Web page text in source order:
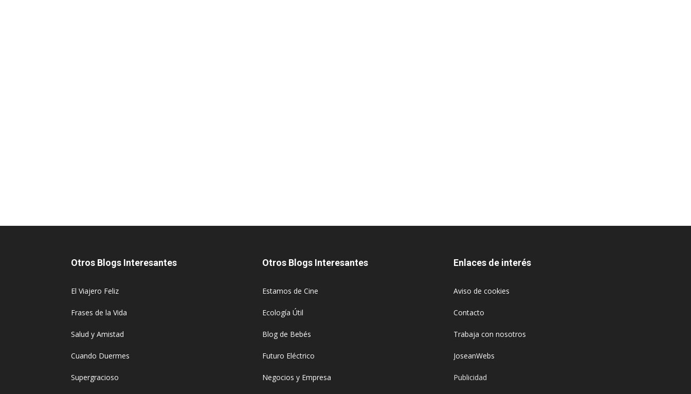
Otros Blogs Interesantes
El Viajero Feliz
Frases de la Vida
Salud y Amistad
Cuando Duermes
Supergracioso
Otros Blogs Interesantes
Estamos de Cine
Ecología Útil
Blog de Bebés
Futuro Eléctrico
Negocios y Empresa
Enlaces de interés
Aviso de cookies
Contacto
Trabaja con nosotros
JoseanWebs
Publicidad